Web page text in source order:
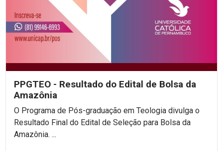
PPGTEO - Resultado do Edital de Bolsa da
Amazônia
O Programa de Pós-graduação em Teologia divulga o
Resultado Final do Edital de Seleção para Bolsa da
Amazônia. ...